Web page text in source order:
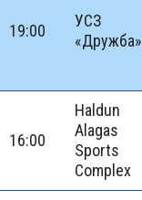
19:00
УСЗ
«Дружба»
16:00
Haldun
Alagas
Sports
Complex